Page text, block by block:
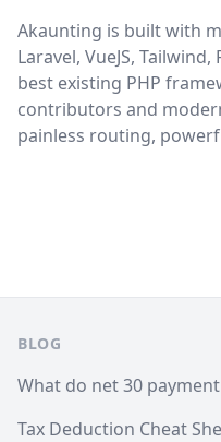
Akaunting is built with
Laravel, VueJS, Tailwind,
best existing PHP
contributors and
painless routing,
BLOG
What do net 30
Tax Deduction Cheat